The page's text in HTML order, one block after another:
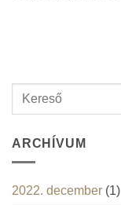
ARCHÍVUM
2022. december (1)